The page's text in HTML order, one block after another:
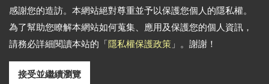
感謝您的造訪。本網站絕對尊重並予以保護您個人的隱私權。
為了幫助您瞭解本網站如何蒐集、應用及保護您的個人資訊，
請務必詳細閱讀本站的「隱私權保護政策 」。謝謝！
接受並繼續瀏覽
通訊地址:新北市中和區中山路二段365巷2弄1號3樓
電話: 886-02-2226-7636 傳真: 886-02-2226-4718
Email:sales@yihder-lab.com
隱私權政策